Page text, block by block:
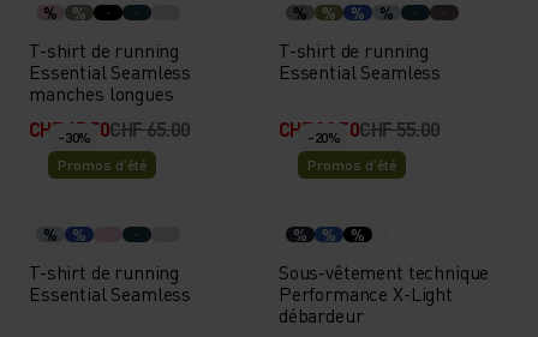
% %
T-shirt de running
Essential Seamless
manches longues
CHF 45.50CHF 65.00
% % % %
T-shirt de running
Essential Seamless
CHF 38.50CHF 55.00
-30%
Promos d’été
% %
T-shirt de running
Essential Seamless
-20%
Promos d’été
% % %
Sous-vêtement technique
Performance X-Light
débardeur